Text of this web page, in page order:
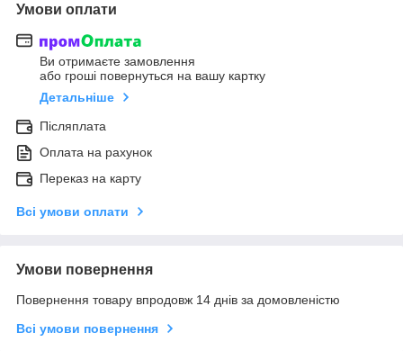
Умови оплати
Ви отримаєте замовлення
або гроші повернуться на вашу картку
Детальніше
Післяплата
Оплата на рахунок
Переказ на карту
Всі умови оплати
Умови повернення
Повернення товару впродовж 14 днів за домовленістю
Всі умови повернення